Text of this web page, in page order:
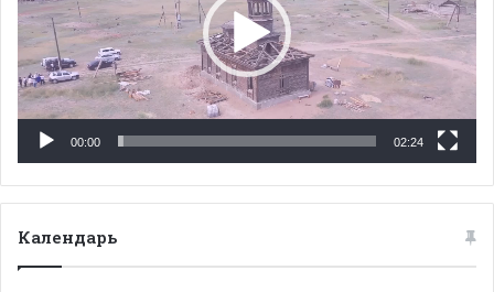
00:00 02:24
Календарь